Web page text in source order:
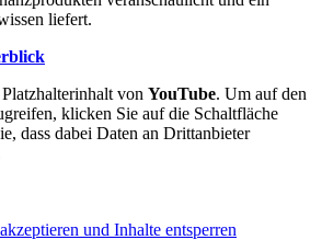
liefert.
von YouTube. Um auf den
klicken Sie auf die Schaltfläche
dass dabei Daten an Drittanbieter
und Inhalte entsperren